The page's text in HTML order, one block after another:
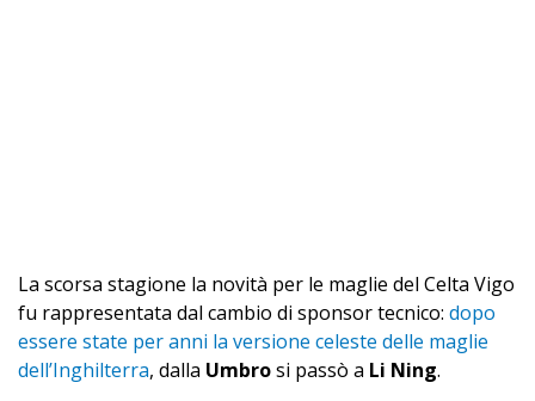
La scorsa stagione la novità per le maglie del Celta Vigo
fu rappresentata dal cambio di sponsor tecnico: dopo
essere state per anni la versione celeste delle maglie
dell’Inghilterra, dalla Umbrosi passò a Li Ning.